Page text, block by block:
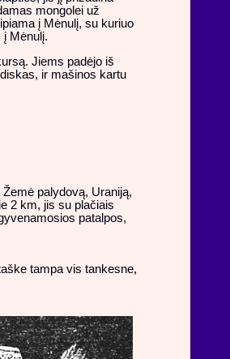
mongolei už
į Mėnulį, su kuriuo
Mėnulį.
Jiems padėjo iš
ir mašinos kartu
palydovą, Uraniją,
2 km, jis su plačiais
patalpos,
tampa vis tankesne,